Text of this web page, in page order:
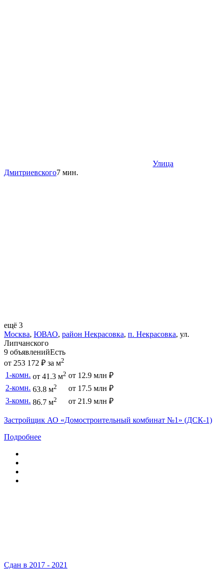
Улица
Дмитриевского7 мин.
ещё 3
Москва, ЮВАО, район Некрасовка, п. Некрасовка, ул.
Липчанского
9 объявленийЕсть
от 253 172 ₽ за м2
1-комн. от 41.3 м2 от 12.9 млн ₽
2-комн. 63.8 м2
от 17.5 млн ₽
3-комн. 86.7 м2 от 21.9 млн ₽
Застройщик АО «Домостроительный комбинат №1» (ДСК-1)
Подробнее
Сдан в 2017 - 2021